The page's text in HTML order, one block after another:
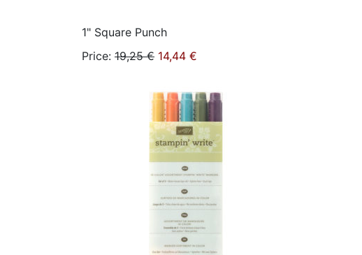
1" Square Punch
Price: 19,25 € 14,44 €